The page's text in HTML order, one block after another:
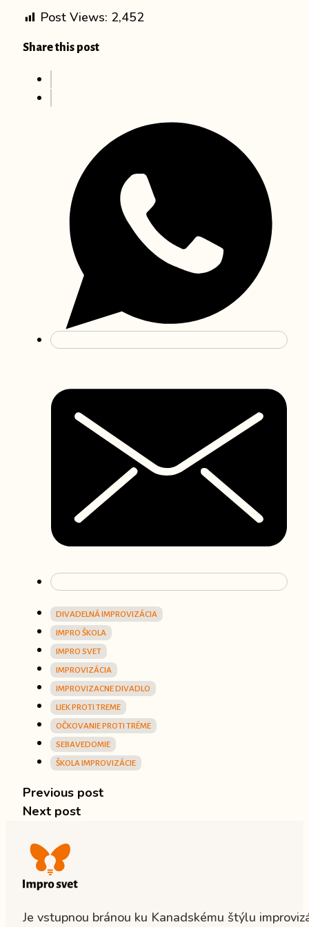
Post Views: 2,452
Share this post
DIVADELNÁ IMPROVIZÁCIA
IMPRO ŠKOLA
IMPRO SVET
IMPROVIZÁCIA
IMPROVIZACNE DIVADLO
LIEK PROTI TREME
OČKOVANIE PROTI TRÉME
SEBAVEDOMIE
ŠKOLA IMPROVIZÁCIE
Previous post
Next post
Je vstupnou bránou ku Kanadskému štýlu